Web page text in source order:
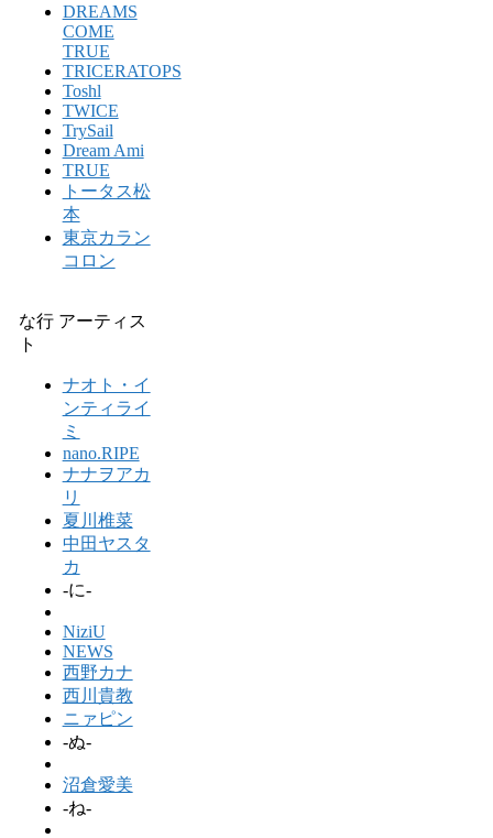
DREAMS
COME
TRUE
TRICERATOPS
Toshl
TWICE
TrySail
Dream Ami
TRUE
トータス松
本
東京カラン
コロン
な行 アーティス
ト
ナオト・イ
ンティライ
ミ
nano.RIPE
ナナヲアカ
リ
夏川椎菜
中田ヤスタ
カ
-に-
NiziU
NEWS
西野カナ
西川貴教
ニァピン
-ぬ-
沼倉愛美
-ね-